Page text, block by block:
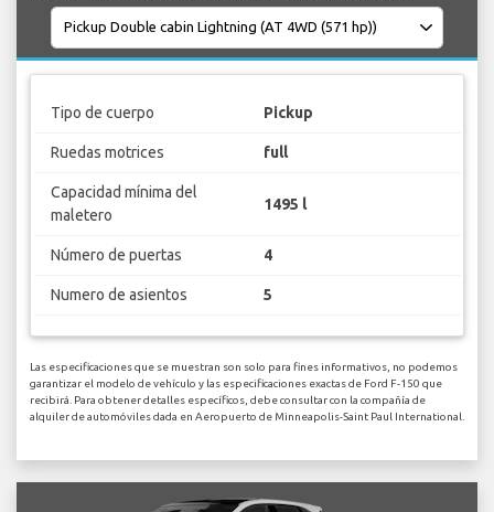
Tipo de cuerpo Pickup
Ruedas motrices full
Capacidad mínima del
maletero
1495 l
Número de puertas 4
Numero de asientos 5
Las especificaciones que se muestran son solo para fines informativos, no podemos
garantizar el modelo de vehículo y las especificaciones exactas de Ford F-150 que
recibirá. Para obtener detalles específicos, debe consultar con la compañía de
alquiler de automóviles dada en Aeropuerto de Minneapolis-Saint Paul International.